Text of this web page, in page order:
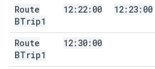
Route
BTrip1
12:22:00 12:23:00
Route
BTrip1
12:30:00